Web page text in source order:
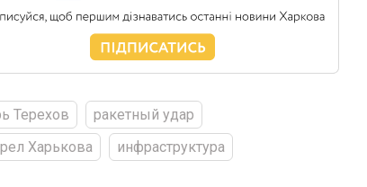
Терехов
ракетный удар
Харькова
инфраструктура